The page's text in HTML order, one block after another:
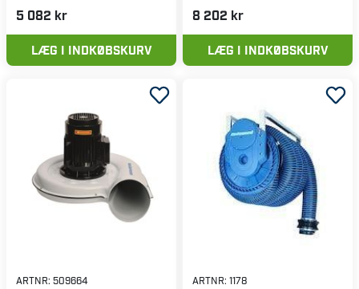
5 082 kr
LÆG I INDKØBSKURV
8 202 kr
LÆG I INDKØBSKURV
ARTNR: 509664 ARTNR: 1178